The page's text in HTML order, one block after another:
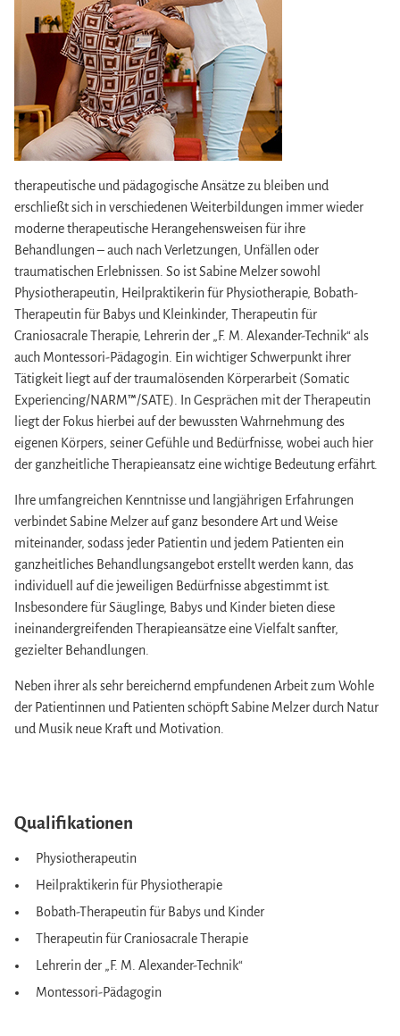
therapeutische und pädagogische Ansätze zu bleiben und
erschließt sich in verschiedenen Weiterbildungen immer wieder
moderne therapeutische Herangehensweisen für ihre
Behandlungen – auch nach Verletzungen, Unfällen oder
traumatischen Erlebnissen. So ist Sabine Melzer sowohl
Physiotherapeutin, Heilpraktikerin für Physiotherapie, Bobath-
Therapeutin für Babys und Kleinkinder, Therapeutin für
Craniosacrale Therapie, Lehrerin der „F. M. Alexander-Technik“ als
auch Montessori-Pädagogin. Ein wichtiger Schwerpunkt ihrer
Tätigkeit liegt auf der traumalösenden Körperarbeit (Somatic
Experiencing/NARM™/SATE). In Gesprächen mit der Therapeutin
liegt der Fokus hierbei auf der bewussten Wahrnehmung des
eigenen Körpers, seiner Gefühle und Bedürfnisse, wobei auch hier
der ganzheitliche Therapieansatz eine wichtige Bedeutung erfährt.
Ihre umfangreichen Kenntnisse und langjährigen Erfahrungen
verbindet Sabine Melzer auf ganz besondere Art und Weise
miteinander, sodass jeder Patientin und jedem Patienten ein
ganzheitliches Behandlungsangebot erstellt werden kann, das
individuell auf die jeweiligen Bedürfnisse abgestimmt ist.
Insbesondere für Säuglinge, Babys und Kinder bieten diese
ineinandergreifenden Therapieansätze eine Vielfalt sanfter,
gezielter Behandlungen.
Neben ihrer als sehr bereichernd empfundenen Arbeit zum Wohle
der Patientinnen und Patienten schöpft Sabine Melzer durch Natur
und Musik neue Kraft und Motivation.
Qualifikationen
Physiotherapeutin
Heilpraktikerin für Physiotherapie
Bobath-Therapeutin für Babys und Kinder
Therapeutin für Craniosacrale Therapie
Lehrerin der „F. M. Alexander-Technik“
Montessori-Pädagogin